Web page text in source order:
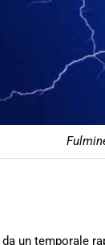
da un temporale